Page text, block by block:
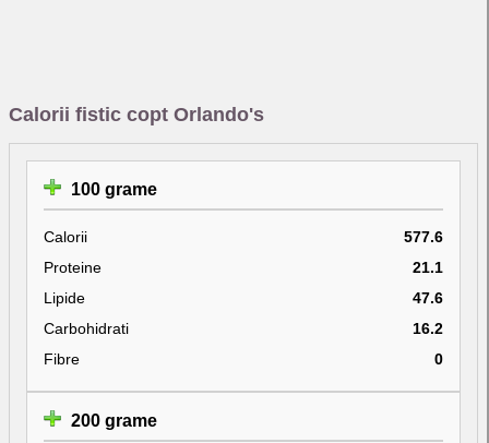
Calorii fistic copt Orlando's
100 grame
Calorii
577.6
Proteine
21.1
Lipide
47.6
Carbohidrati
16.2
Fibre
0
200 grame